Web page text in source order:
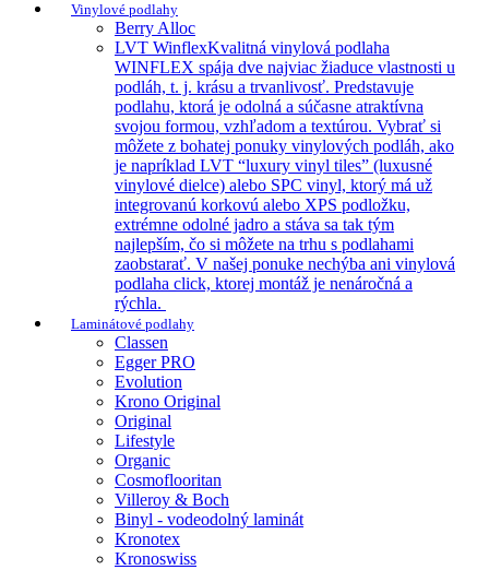
Vinylové podlahy
Berry Alloc
LVT WinflexKvalitná vinylová podlaha
WINFLEX spája dve najviac žiaduce vlastnosti u
podláh, t. j. krásu a trvanlivosť. Predstavuje
podlahu, ktorá je odolná a súčasne atraktívna
svojou formou, vzhľadom a textúrou. Vybrať si
môžete z bohatej ponuky vinylových podláh, ako
je napríklad LVT “luxury vinyl tiles” (luxusné
vinylové dielce) alebo SPC vinyl, ktorý má už
integrovanú korkovú alebo XPS podložku,
extrémne odolné jadro a stáva sa tak tým
najlepším, čo si môžete na trhu s podlahami
zaobstarať. V našej ponuke nechýba ani vinylová
podlaha click, ktorej montáž je nenáročná a
rýchla.
Laminátové podlahy
Classen
Egger PRO
Evolution
Krono Original
Original
Lifestyle
Organic
Cosmoflooritan
Villeroy & Boch
Binyl - vodeodolný laminát
Kronotex
Kronoswiss